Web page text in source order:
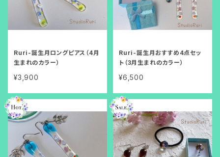
Ruri-誕生月ロングピアス（4月
生まれのカラー）
¥3,900
Ruri-誕生月おすすめ4点セッ
ト（3月生まれのカラー）
¥6,500